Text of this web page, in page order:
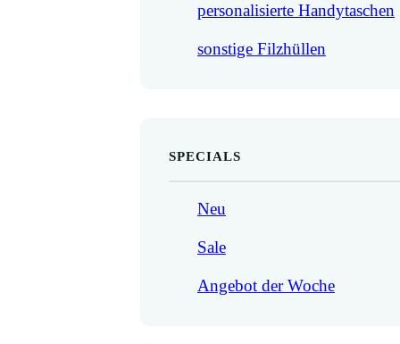
personalisierte Handytaschen
sonstige Filzhüllen
SPECIALS
Neu
Sale
Angebot der Woche